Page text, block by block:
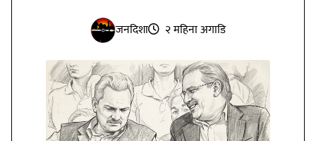
जनदिशा २ महिना अगाडि